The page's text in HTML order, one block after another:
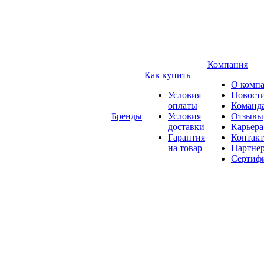
Бренды
Как купить
Условия
оплаты
Условия
доставки
Гарантия
на товар
Компания
О
Отзывы
Карьера